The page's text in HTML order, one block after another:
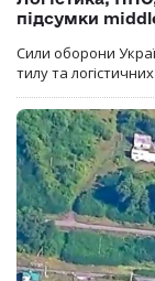
підсумки
Сили оборони
тилу та